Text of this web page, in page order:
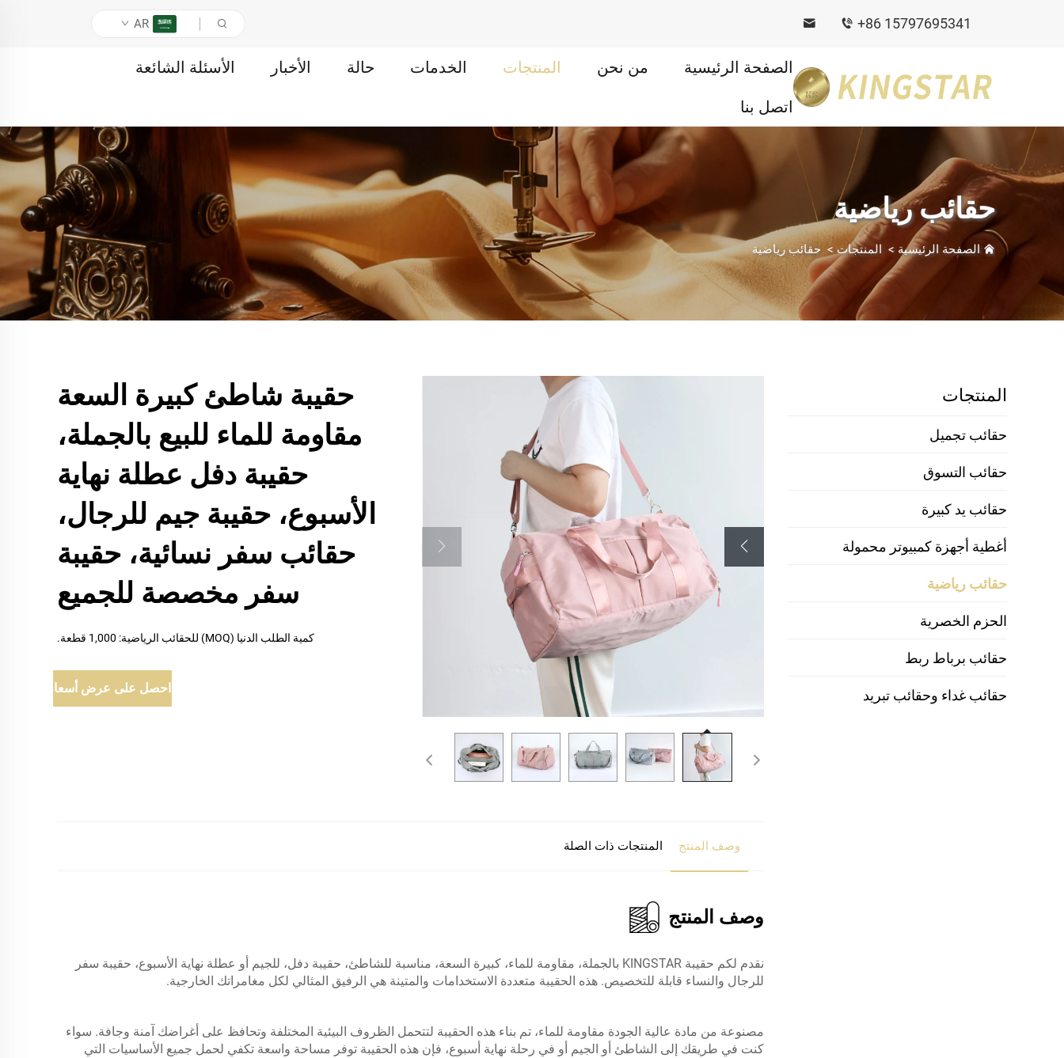
+86 15797695341
AR
الصفحة الرئيسية من نحن المنتجات الخدمات حالة الأخبار الأسئلة الشائعة
اتصل بنا
حقائب رياضية
الصفحة الرئيسية > المنتجات > حقائب رياضية
المنتجات
حقائب تجميل
حقائب التسوق
حقائب يد كبيرة
أغطية أجهزة كمبيوتر محمولة
حقائب رياضية
الحزم الخصرية
حقائب برباط ربط
حقائب غداء وحقائب تبريد
حقيبة شاطئ كبيرة السعة
مقاومة للماء للبيع بالجملة،
حقيبة دفل عطلة نهاية
الأسبوع، حقيبة جيم للرجال،
حقائب سفر نسائية، حقيبة
سفر مخصصة للجميع
كمية الطلب الدنيا (MOQ) للحقائب الرياضية: 1,000 قطعة.
احصل على عرض أسعار
وصف المنتج المنتجات ذات الصلة
وصف المنتج
نقدم لكم حقيبة KINGSTAR بالجملة، مقاومة للماء، كبيرة السعة، مناسبة للشاطئ، حقيبة دفل، للجيم أو عطلة نهاية الأسبوع، حقيبة سفر
للرجال والنساء قابلة للتخصيص. هذه الحقيبة متعددة الاستخدامات والمتينة هي الرفيق المثالي لكل مغامراتك الخارجية.
مصنوعة من مادة عالية الجودة مقاومة للماء، تم بناء هذه الحقيبة لتتحمل الظروف البيئية المختلفة وتحافظ على أغراضك آمنة وجافة. سواء
كنت في طريقك إلى الشاطئ أو الجيم أو في رحلة نهاية أسبوع، فإن هذه الحقيبة توفر مساحة واسعة تكفي لحمل جميع الأساسيات التي